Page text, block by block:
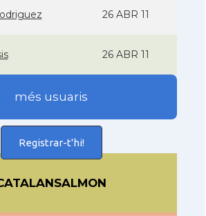
26 ABR 11
26 ABR 11
més usuaris
Registrar-t'hi!